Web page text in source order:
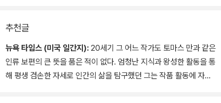
없으며 해결책도 없다는 것을 남몰래 인식시켜 주고, ... 시대에 대한
의미 이상의 궁극적이고도 절대적인 의미에 대한 질문에 대한 공허한
침묵을 계속 지키고 있다면, 그러한 사태로 인한 모종의 마비 작용을
보다 솔직한 인간성을 가진 사람이라면 거의 피할 수 없을 것이다. 그
추천글
뉴욕 타임스 (미국 일간지): 20세기 그 어느 작가도 토마스 만과 같은
인류 보편의 큰 뜻을 품은 적이 없다. 엄청난 지식과 왕성한 활동을 통
해 평생 겸손한 자세로 인간의 삶을 탐구했던 그는 작품 활동에 자신